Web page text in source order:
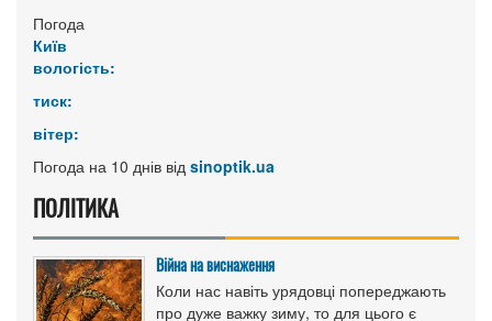
Погода
Київ
вологість:
тиск:
вітер:
Погода на 10 днів від sinoptik.ua
ПОЛІТИКА
Війна на виснаження
Коли нас навіть урядовці попереджають
про дуже важку зиму, то для цього є